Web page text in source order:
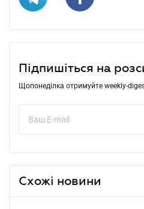
Підпишіться на
Щопонеділка отримуйте weekly-
Схожі новини